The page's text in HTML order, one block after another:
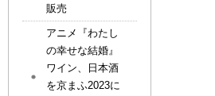
販売
アニメ『わたし
の幸せな結婚』
ワイン、日本酒
を京まふ2023に